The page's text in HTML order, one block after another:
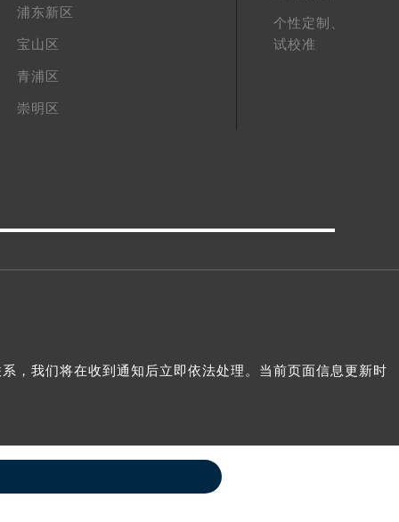
浦东新区
宝山区
青浦区
崇明区
个性定制、
试校准
，我们将在收到通知后立即依法处理。当前页面信息更新时